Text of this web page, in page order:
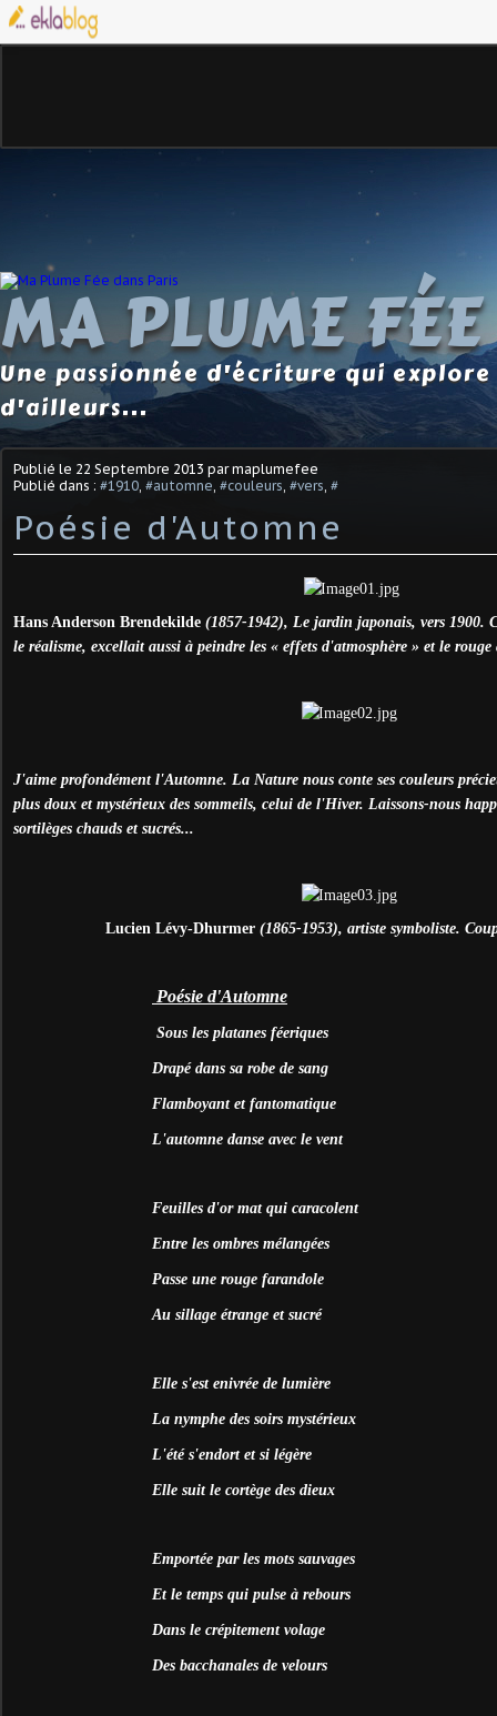
MA PLUME
Une passionnée d'écriture qui
d'ailleurs...
Publié le 22 Septembre 2013 par maplumefee
Publié dans : #1910 #automne #couleurs #vers #
Poésie d'Automne
Hans Anderson Brendekilde (1857-1942), Le jardin japonais, vers 1900.
le réalisme, excellait aussi à peindre les « effets d'atmosphère » et le
J'aime profondément l'Automne. La Nature nous conte ses couleurs
plus doux et mystérieux des sommeils, celui de l'Hiver. Laissons-nous
sortilèges chauds et sucrés...
Lucien Lévy-Dhurmer (1865-1953), artiste symboliste.
Poésie d'Automne
Sous les platanes féeriques
Drapé dans sa robe de sang
Flamboyant et fantomatique
L'automne danse avec le vent
Feuilles d'or mat qui caracolent
Entre les ombres mélangées
Passe une rouge farandole
Au sillage étrange et sucré
Elle s'est enivrée de lumière
La nymphe des soirs mystérieux
L'été s'endort et si légère
Elle suit le cortège des dieux
Emportée par les mots sauvages
Et le temps qui pulse à rebours
Dans le crépitement volage
Des bacchanales de velours